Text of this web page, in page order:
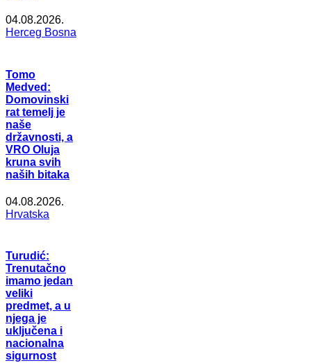
04.08.2026.
Herceg Bosna
Tomo
Medved:
Domovinski
rat temelj je
naše
državnosti, a
VRO Oluja
kruna svih
naših bitaka
04.08.2026.
Hrvatska
Turudić:
Trenutačno
imamo jedan
veliki
predmet, a u
njega je
uključena i
nacionalna
sigurnost